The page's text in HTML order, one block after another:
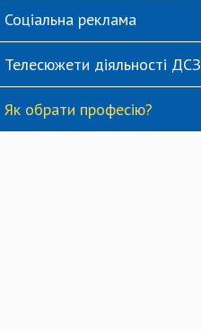
Соціальна реклама
Телесюжети діяльності ДСЗ
Як обрати професію?